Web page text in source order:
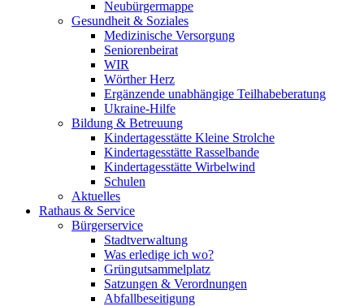
Neubürgermappe
Gesundheit & Soziales
Medizinische Versorgung
Seniorenbeirat
WIR
Wörther Herz
Ergänzende unabhängige Teilhabeberatung
Ukraine-Hilfe
Bildung & Betreuung
Kindertagesstätte Kleine Strolche
Kindertagesstätte Rasselbande
Kindertagesstätte Wirbelwind
Schulen
Aktuelles
Rathaus & Service
Bürgerservice
Stadtverwaltung
Was erledige ich wo?
Grüngutsammelplatz
Satzungen & Verordnungen
Abfallbeseitigung